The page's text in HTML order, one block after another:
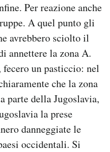
Per reazione anche
A quel punto gli
avrebbero sciolto il
annettere la zona A.
un pasticcio: nel
che la zona
parte della Jugoslavia,
la prese
danneggiate le
occidentali. Si